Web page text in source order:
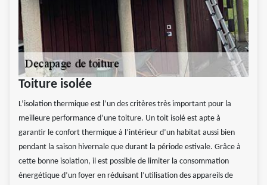
Toiture isolée
L’isolation thermique est l’un des critères très important pour la
meilleure performance d’une toiture. Un toit isolé est apte à
garantir le confort thermique à l’intérieur d’un habitat aussi bien
pendant la saison hivernale que durant la période estivale. Grâce à
cette bonne isolation, il est possible de limiter la consommation
énergétique d’un foyer en réduisant l’utilisation des appareils de